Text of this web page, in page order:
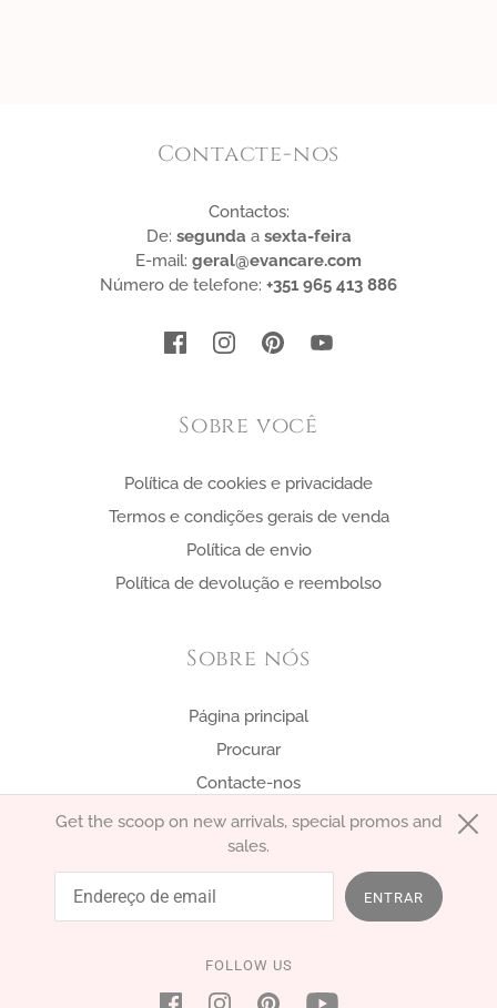
Contacte-nos
Contactos:
De: segunda a sexta-feira
E-mail: geral@evancare.com
Número de telefone: +351 965 413 886
Sobre você
Política de cookies e privacidade
Termos e condições gerais de venda
Política de envio
Política de devolução e reembolso
Sobre nós
Página principal
Procurar
Contacte-nos
Get the scoop on new arrivals, special promos and
sales.
ENTRAR
FOLLOW US